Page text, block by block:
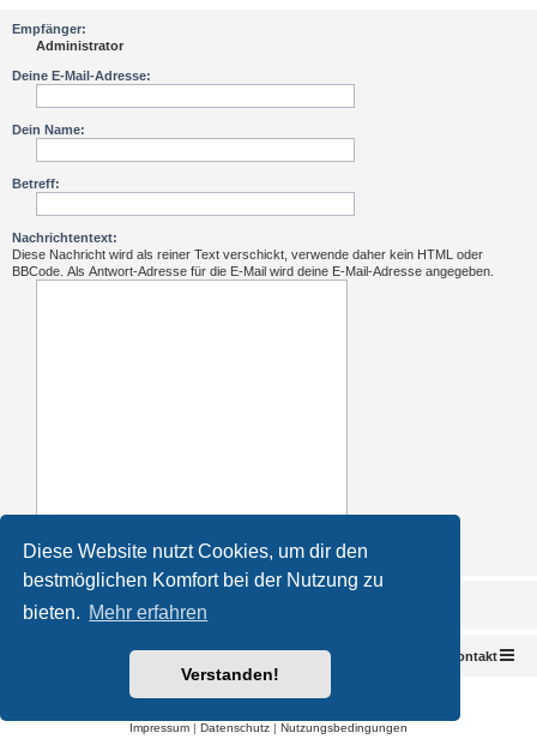
Diese Website nutzt Cookies, um dir den
bestmöglichen Komfort bei der Nutzung zu
bieten. Mehr erfahren
Verstanden!
Empfänger:
Administrator
Deine E-Mail-Adresse:
Dein Name:
Betreff:
Nachrichtentext:
Diese Nachricht wird als reiner Text verschickt, verwende daher kein HTML oder
BBCode. Als Antwort-Adresse für die E-Mail wird deine E-Mail-Adresse angegeben.
Foren-Übersicht Kontakt
Powered byphpBB® Forum Software © phpBB Limited
Impressum | Datenschutz | Nutzungsbedingungen